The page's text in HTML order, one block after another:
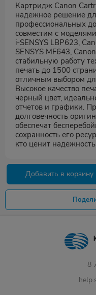
Картридж Canon
надежное решение
профессиональных
совместим с
i-SENSYS LBP623,
SENSYS MF643,
стабильную работу
печать до 1500
отличным выбором
Высокое качество
черный цвет,
отчетов и графики.
долговечность
обеспечат
сохранность его
кто ценит
Добавить в корзину
8